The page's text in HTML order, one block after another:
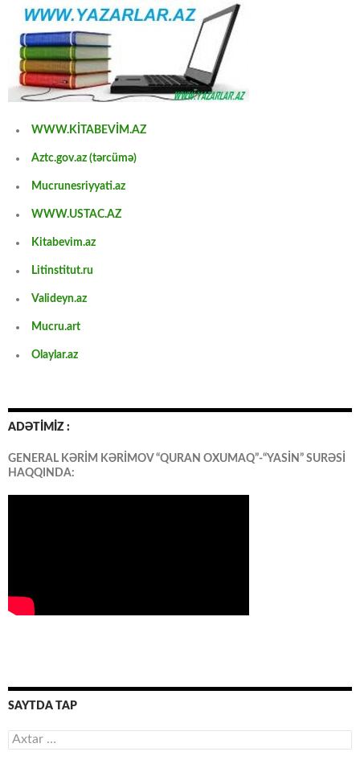
WWW.KİTABEVİM.AZ
Aztc.gov.az (tərcümə)
Mucrunesriyyati.az
WWW.USTAC.AZ
Kitabevim.az
Litinstitut.ru
Valideyn.az
Mucru.art
Olaylar.az
ADƏTİMİZ :
GENERAL KƏRİM KƏRİMOV “QURAN OXUMAQ”-“YASİN” SURƏSİ
HAQQINDA:
SAYTDA TAP
Axtarış: